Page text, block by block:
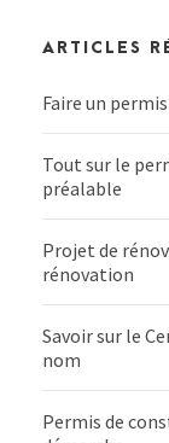
ARTICLES
Faire un
Tout sur le
préalable
Projet de
rénovation
Savoir sur le
nom
Permis de